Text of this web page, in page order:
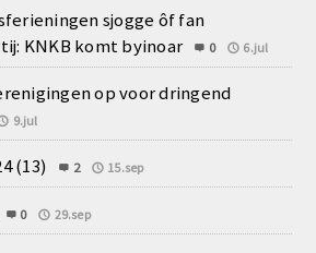
sjogge ôf fan
KNKB komt byinoar
0 6.jul
op voor dringend
9.jul
(13) 2 15.sep
0 29.sep